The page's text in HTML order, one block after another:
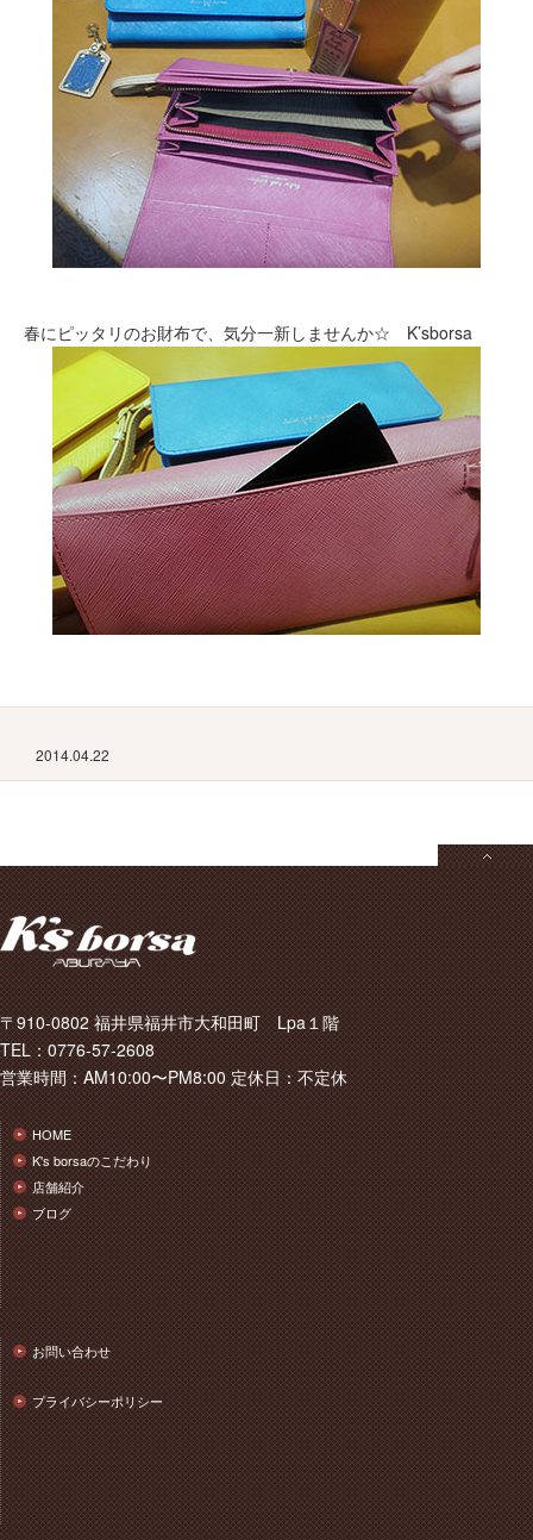
春にピッタリのお財布で、気分一新しませんか☆ K’sborsa
2014.04.22
〒910-0802 福井県福井市大和田町 Lpa１階
TEL：0776-57-2608
営業時間：AM10:00〜PM8:00 定休日：不定休
HOME
K's borsaのこだわり
店舗紹介
ブログ
お問い合わせ
プライバシーポリシー